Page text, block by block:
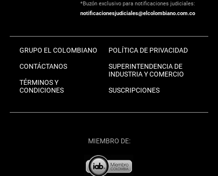
*Buzón exclusivo para notificaciones judiciales:
notificacionesjudiciales@elcolombiano.com.co
GRUPO EL COLOMBIANO
CONTÁCTANOS
TÉRMINOS Y
CONDICIONES
POLÍTICA DE PRIVACIDAD
SUPERINTENDENCIA DE
INDUSTRIA Y COMERCIO
SUSCRIPCIONES
MIEMBRO DE: